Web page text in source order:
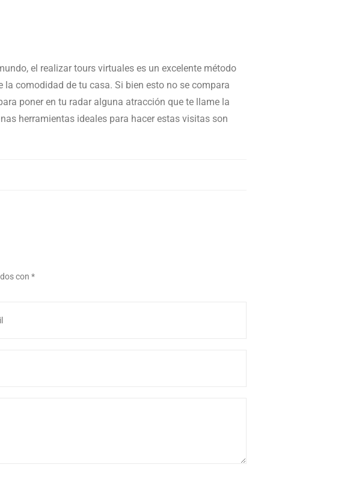
el realizar tours virtuales es un excelente método
comodidad de tu casa. Si bien esto no se compara
poner en tu radar alguna atracción que te llame la
herramientas ideales para hacer estas visitas son
con *